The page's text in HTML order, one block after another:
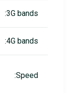
3G bands:
4G bands:
Speed: